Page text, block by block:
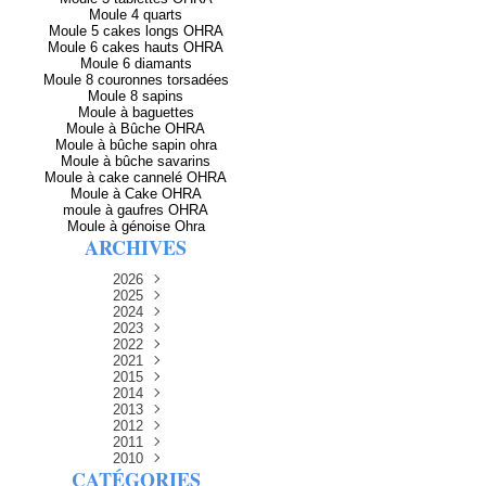
Moule 4 quarts
Moule 5 cakes longs OHRA
Moule 6 cakes hauts OHRA
Moule 6 diamants
Moule 8 couronnes torsadées
Moule 8 sapins
Moule à baguettes
Moule à Bûche OHRA
Moule à bûche sapin ohra
Moule à bûche savarins
Moule à cake cannelé OHRA
Moule à Cake OHRA
moule à gaufres OHRA
Moule à génoise Ohra
ARCHIVES
2026
Avril
(2)
Mars
(3)
Février(8)
Janvier(5)
2025
Décembre
Novembre
Octobre
Septembre
Août
(4)
Juillet(7)
Juin
(4)
Mai
(7)
Avril
(10)
Mars
(6)
Février(8)
2024
Décembre
Novembre
Octobre(13)
Septembre
Août
(9)
Juillet
(11)
Juin
(8)
Mai
(9)
Avril
(12)
Mars(12)
2023
Décembre
Novembre
Octobre(15)
Septembre
Août
(15)
Juillet
(15)
Juin
(15)
Mai (15)
Avril(15)
2022
Décembre
Novembre
Octobre(15)
Septembre
Août
(9)
Juillet
(12)
Juin
(7)
Mai(9)
2021
Décembre
Novembre
Octobre(14)
Septembre
Août
(8)
Juillet
(16)
Juin(11)
2015
Décembre
Juin
(1)
Mai
(1)
Mars
(2)
Février(7)
Janvier(4)
2014
Décembre
Novembre
Octobre(13)
Septembre
Août(1)
2013
Décembre
Novembre
Octobre(12)
Septembre(21)
2012
Décembre
Novembre
Octobre(30)
2011
Décembre
Novembre(30)
2010
Décembre(27)
CATÉGORIES